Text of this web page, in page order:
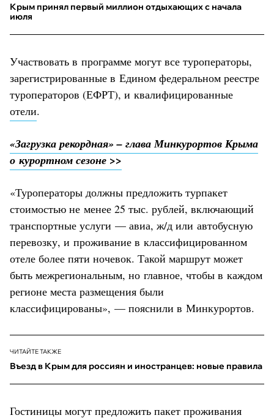
Крым принял первый миллион отдыхающих с начала
июля
Участвовать в программе могут все туроператоры,
зарегистрированные в Едином федеральном реестре
туроператоров (ЕФРТ), и квалифицированные
отели.
«Загрузка рекордная» – глава Минкурортов Крыма
о курортном сезоне >>
«Туроператоры должны предложить турпакет
стоимостью не менее 25 тыс. рублей, включающий
транспортные услуги — авиа, ж/д или автобусную
перевозку, и проживание в классифицированном
отеле более пяти ночевок. Такой маршрут может
быть межрегиональным, но главное, чтобы в каждом
регионе места размещения были
классифицированы», — пояснили в Минкурортов.
ЧИТАЙТЕ ТАКЖЕ
Въезд в Крым для россиян и иностранцев: новые правила
Гостиницы могут предложить пакет проживания